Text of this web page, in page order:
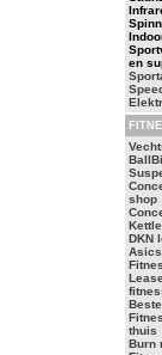
en
shop
DKN
thuis
Burn